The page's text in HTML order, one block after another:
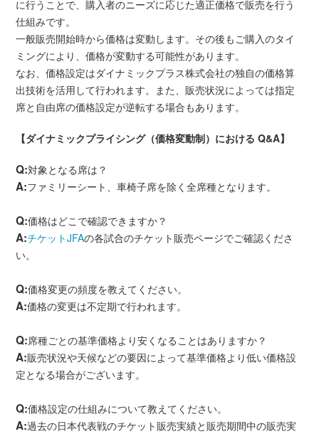
に行うことで、購入者のニーズに応じた適正価格で販売を行う
仕組みです。
一般販売開始時から価格は変動します。その後もご購入のタイ
ミングにより、価格が変動する可能性があります。
なお、価格設定はダイナミックプラス株式会社の独自の価格算
出技術を活用して行われます。また、販売状況によっては指定
席と自由席の価格設定が逆転する場合もあります。
【ダイナミックプライシング（価格変動制）における Q&A】
Q:対象となる席は？
A:ファミリーシート、車椅子席を除く全席種となります。
Q:価格はどこで確認できますか？
A:チケットJFAの各試合のチケット販売ページでご確認くださ
い。
Q:価格変更の頻度を教えてください。
A:価格の変更は不定期で行われます。
Q:席種ごとの基準価格より安くなることはありますか？
A:販売状況や天候などの要因によって基準価格より低い価格設
定となる場合がございます。
Q:価格設定の仕組みについて教えてください。
A:過去の日本代表戦のチケット販売実績と販売期間中の販売実